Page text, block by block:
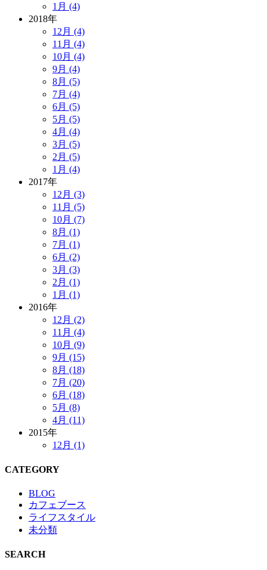
1月 (4)
2018年
12月 (4)
11月 (4)
10月 (4)
9月 (4)
8月 (5)
7月 (4)
6月 (5)
5月 (5)
4月 (4)
3月 (5)
2月 (5)
1月 (4)
2017年
12月 (3)
11月 (5)
10月 (7)
8月 (1)
7月 (1)
6月 (2)
3月 (3)
2月 (1)
1月 (1)
2016年
12月 (2)
11月 (4)
10月 (9)
9月 (15)
8月 (18)
7月 (20)
6月 (18)
5月 (8)
4月 (11)
2015年
12月 (1)
CATEGORY
BLOG
カフェブース
ライフスタイル
未分類
SEARCH